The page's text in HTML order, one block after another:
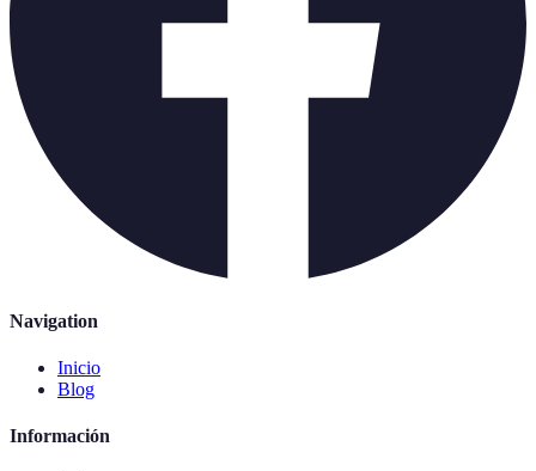
Navigation
Inicio
Blog
Información